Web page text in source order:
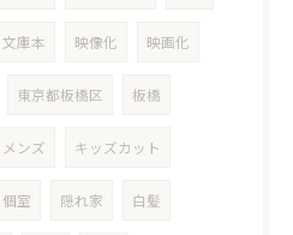
文庫本 映像化 映画化
東京都板橋区 板橋
メンズ キッズカット
個室 隠れ家 白髪